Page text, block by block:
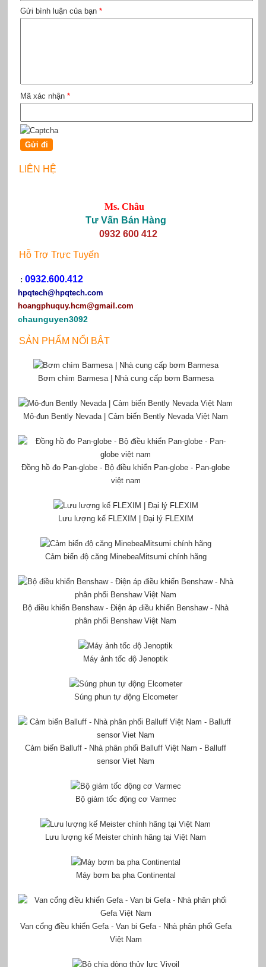
Gửi bình luận của bạn *
Mã xác nhận *
LIÊN HỆ
Ms. Châu
Tư Vấn Bán Hàng
0932 600 412
Hỗ Trợ Trực Tuyến
: 0932.600.412
hpqtech@hpqtech.com
hoangphuquy.hcm@gmail.com
chaunguyen3092
SẢN PHẨM NỔI BẬT
Bơm chìm Barmesa | Nhà cung cấp bơm Barmesa
Mô-đun Bently Nevada | Cảm biến Bently Nevada Việt Nam
Đồng hồ đo Pan-globe - Bộ điều khiển Pan-globe - Pan-globe
việt nam
Lưu lượng kế FLEXIM | Đại lý FLEXIM
Cảm biến độ căng MinebeaMitsumi chính hãng
Bộ điều khiển Benshaw - Điện áp điều khiển Benshaw - Nhà
phân phối Benshaw Việt Nam
Máy ảnh tốc độ Jenoptik
Súng phun tự động Elcometer
Cảm biến Balluff - Nhà phân phối Balluff Việt Nam - Balluff
sensor Viet Nam
Bộ giảm tốc động cơ Varmec
Lưu lượng kế Meister chính hãng tại Việt Nam
Máy bơm ba pha Continental
Van cổng điều khiển Gefa - Van bi Gefa - Nhà phân phối Gefa
Việt Nam